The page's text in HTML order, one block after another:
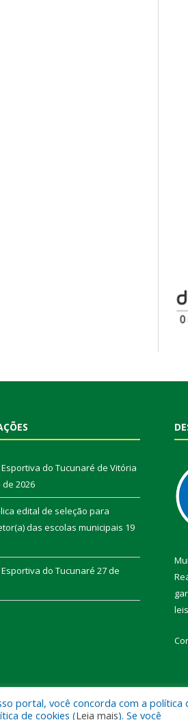
do Tucunaré de Vitória
de 2026
edital de seleção para
das escolas municipais 19
do Tucunaré 27 de
Mapa do Site
portal, você concorda com a política
de cookies (Leia mais). Se você